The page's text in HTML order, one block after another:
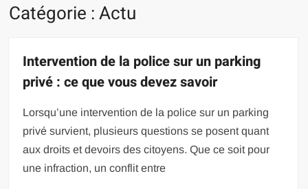
Catégorie :Actu
Intervention de la police sur un parking
privé : ce que vous devez savoir
Lorsqu’une intervention de la police sur un parking
privé survient, plusieurs questions se posent quant
aux droits et devoirs des citoyens. Que ce soit pour
une infraction, un conflit entre